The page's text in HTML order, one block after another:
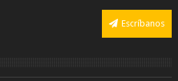
Escríbanos